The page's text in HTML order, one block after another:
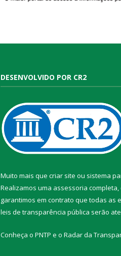
DESENVOLVIDO POR CR2
Muito mais que criar site ou sistema
Realizamos uma assessoria completa,
garantimos em contrato que todas as
leis de transparência pública serão
Conheça o PNTP e o Radar da